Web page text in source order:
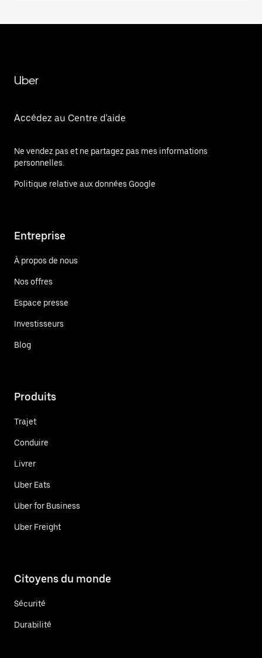
Uber
Accédez au Centre d'aide
Ne vendez pas et ne partagez pas mes informations
personnelles.
Politique relative aux données Google
Entreprise
À propos de nous
Nos offres
Espace presse
Investisseurs
Blog
Produits
Trajet
Conduire
Livrer
Uber Eats
Uber for Business
Uber Freight
Citoyens du monde
Sécurité
Durabilité